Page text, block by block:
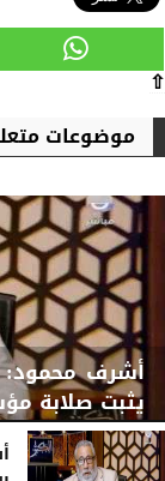
⇧
موضوعات
أشرف محمود:
يثبت صلابة